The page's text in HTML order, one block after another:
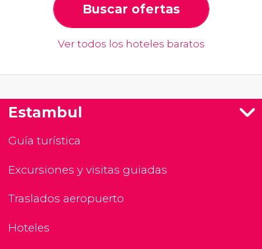
Buscar ofertas
Ver todos los hoteles baratos
Estambul
Guía turística
Excursiones y visitas guiadas
Traslados aeropuerto
Hoteles